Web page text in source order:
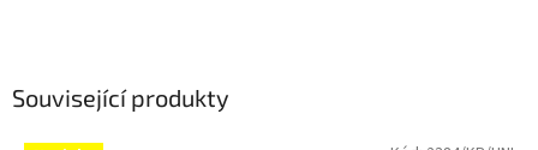
Související produkty